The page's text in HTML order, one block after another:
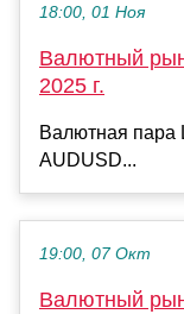
18:00, 01 Ноя
Валютный
2025 г.
Валютная пара
AUDUSD...
19:00, 07 Окт
Валютный